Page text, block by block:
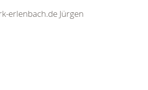
erlenbach.de Jürgen